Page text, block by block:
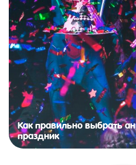
Как правильно выбрать
праздник